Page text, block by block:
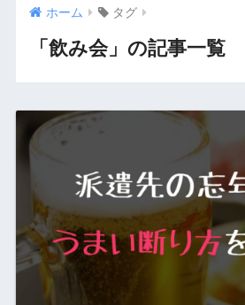
ホーム タグ
「飲み会」の記事一覧